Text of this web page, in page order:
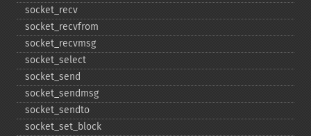
socket_​recv
socket_​recvfrom
socket_​recvmsg
socket_​select
socket_​send
socket_​sendmsg
socket_​sendto
socket_​set_​block